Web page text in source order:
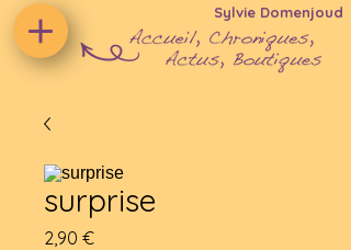
Sylvie Domenjoud
surprise
2,90 €Prix